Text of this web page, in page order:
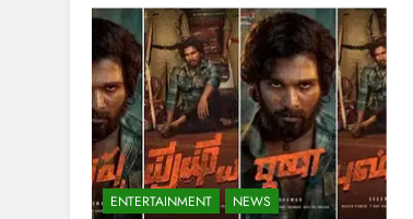
ENTERTAINMENT NEWS